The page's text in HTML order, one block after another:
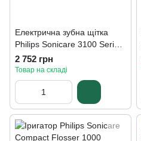
Електрична зубна щітка
Philips Sonicare 3100 Series
HX4033/32
2 752 грн
Товар на складі